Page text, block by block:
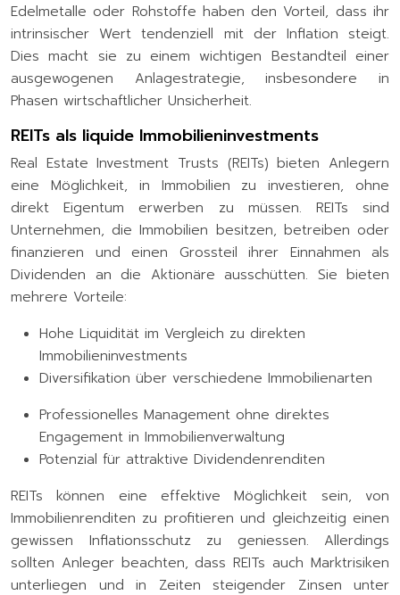
Edelmetalle oder Rohstoffe haben den Vorteil, dass ihr
intrinsischer Wert tendenziell mit der Inflation steigt.
Dies macht sie zu einem wichtigen Bestandteil einer
ausgewogenen Anlagestrategie, insbesondere in
Phasen wirtschaftlicher Unsicherheit.
REITs als liquide Immobilieninvestments
Real Estate Investment Trusts (REITs) bieten Anlegern
eine Möglichkeit, in Immobilien zu investieren, ohne
direkt Eigentum erwerben zu müssen. REITs sind
Unternehmen, die Immobilien besitzen, betreiben oder
finanzieren und einen Grossteil ihrer Einnahmen als
Dividenden an die Aktionäre ausschütten. Sie bieten
mehrere Vorteile:
Hohe Liquidität im Vergleich zu direkten
Immobilieninvestments
Diversifikation über verschiedene Immobilienarten
Professionelles Management ohne direktes
Engagement in Immobilienverwaltung
Potenzial für attraktive Dividendenrenditen
REITs können eine effektive Möglichkeit sein, von
Immobilienrenditen zu profitieren und gleichzeitig einen
gewissen Inflationsschutz zu geniessen. Allerdings
sollten Anleger beachten, dass REITs auch Marktrisiken
unterliegen und in Zeiten steigender Zinsen unter